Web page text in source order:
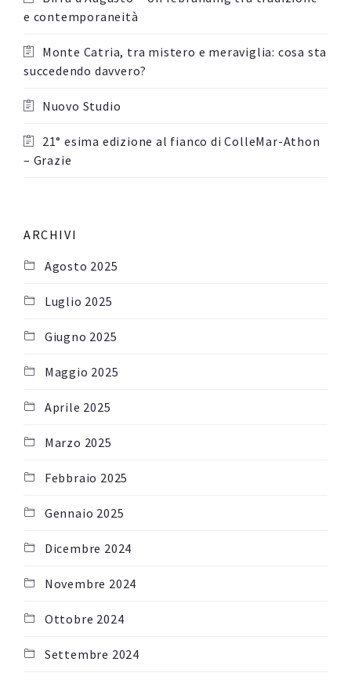
e contemporaneità
Monte Catria, tra mistero e meraviglia: cosa sta
succedendo davvero?
Nuovo Studio
21° esima edizione al fianco di ColleMar-Athon
– Grazie
ARCHIVI
Agosto 2025
Luglio 2025
Giugno 2025
Maggio 2025
Aprile 2025
Marzo 2025
Febbraio 2025
Gennaio 2025
Dicembre 2024
Novembre 2024
Ottobre 2024
Settembre 2024